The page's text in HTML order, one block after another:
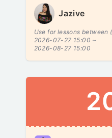
Jazive
Use for lessons between
2026-07-27 15:00 ~
2026-08-27 15:00